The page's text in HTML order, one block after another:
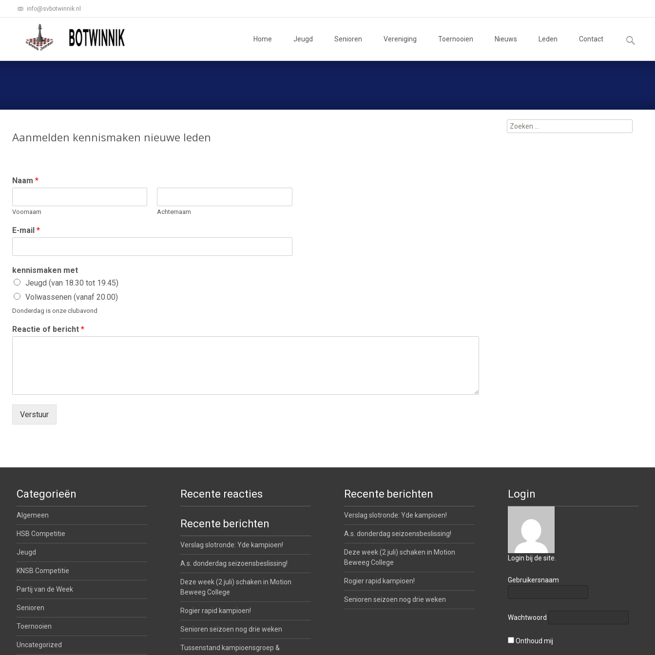
info@svbotwinnik.nl
naarHome Jeugd Senioren Vereniging Toernooien Nieuws Leden Contact
Zoeken
naar:
Aanmelden kennismaken nieuwe leden
Naam*
Voornaam Achternaam
E-mail*
kennismaken met
Jeugd (van 18.30 tot 19.45)
Volwassenen (vanaf 20.00)
Donderdag is onze clubavond
Reactie of bericht*
Verstuur
Zoeken
naar:
Categorieën
Algemeen
HSB Competitie
Jeugd
KNSB Competitie
Partij van de Week
Senioren
Toernooien
Uncategorized
Recente reacties Recente berichten
Verslag slotronde: Yde kampioen!
A.s. donderdag seizoensbeslissing!
Deze week (2 juli) schaken in Motion
Beweeg College
Rogier rapid kampioen!
Senioren seizoen nog drie weken
Login
Login bij de site.
Gebruikersnaam
Wachtwoord
Onthoud mij
Recente berichten
Verslag slotronde: Yde kampioen!
A.s. donderdag seizoensbeslissing!
Deze week (2 juli) schaken in Motion
Beweeg College
Rogier rapid kampioen!
Senioren seizoen nog drie weken
Tussenstand kampioensgroep &